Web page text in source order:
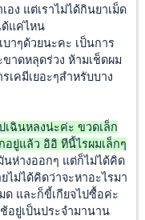
ง แต่เราไม่ได้กินยาเม็ด
ด้แค่ไหน
าๆด้วยนะคะ เป็นการ
าดหลุดร่วง ห้ามเช็ดผม
เคมีเยอะๆสำหรับบาง
เฉินหลงน่ะค่ะ ขวดเล็ก
ยู่แล้ว อิอิ ทีนี้ไรผมเล็กๆ
ห่างออกๆ แต่ก็ไม่ได้คิด
ไม่ได้คิดว่าจะหาอะไรมา
และก็ขี้เกียจไปซื้อค่ะ
อยู่เป็นประจำมานาน